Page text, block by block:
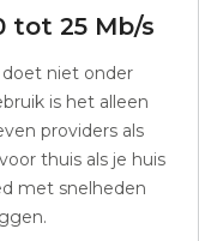
tot 25 Mb/s
niet onder
is het alleen
providers als
thuis als je huis
met snelheden